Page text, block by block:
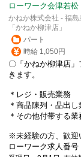
ローワーク会津若松
かねか株式会社 - 福
「かねか柳津店」
パート
時給 1,050円
〇「かねか柳津店
きます。
＊レジ・販売業務
＊商品陳列・品出し
＊その他付帯する業
※未経験の方、歓迎
ローワーク求人番号